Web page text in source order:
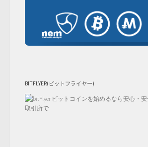
BITFLYER(ビットフライヤー)